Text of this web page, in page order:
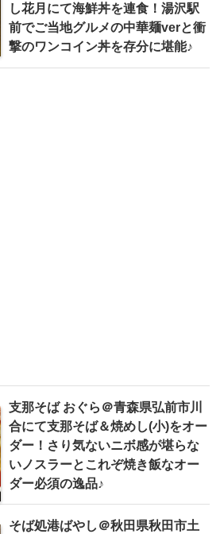
し花月にて海鮮丼を連食！湯沢駅
前でご当地グルメの中華麺verと衝
撃のワンコイン丼を存分に堪能♪
支那そば おぐら＠青森県弘前市川
合にて支那そば＆焼めし(小)をオー
ダー！さり気ないニボ感が堪らな
いノスラーとこれぞ焼き飯なオー
ダー必須の逸品♪
そば処港ばやし＠秋田県秋田市土